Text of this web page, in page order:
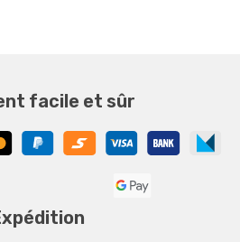
facile et sûr